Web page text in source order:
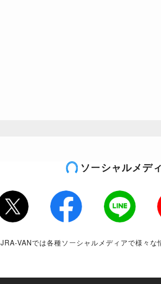
ソーシャルメデ
Twitter Facebook LINE
JRA-VANでは各種ソーシャルメディアで様々な